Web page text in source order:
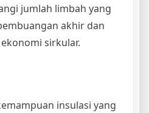
jumlah limbah yang
akhir dan
sirkular.
insulasi yang